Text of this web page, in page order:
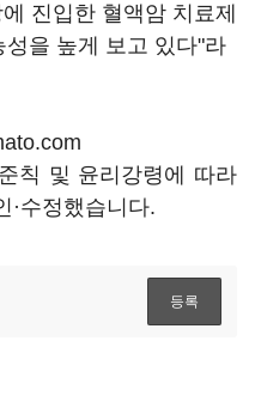
진입한 혈액암 치료제
을 높게 보고 있다"라
칙 및 윤리강령에 따라
·수정했습니다.